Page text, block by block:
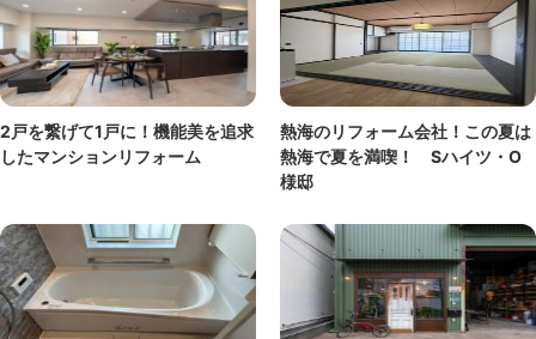
2戸を繋げて1戸に！機能美を追求
したマンションリフォーム
熱海のリフォーム会社！この夏は
熱海で夏を満喫！ Sハイツ・O
様邸